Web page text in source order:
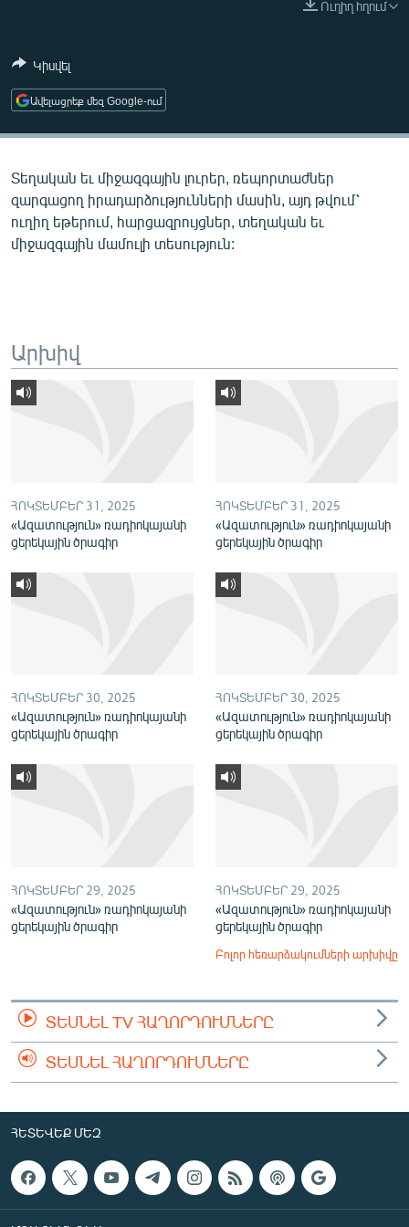
ՄԵԿՆԱԲԱՆՈՒԹՅՈՒՆ
ԿՈՐՈՆԱՎԻՐՈՒՍ
ԱՐԽԻՎ
ՏԵՍԱՆՅՈՒԹԵՐ
ՓՈԴՔԱՍԹ
Հայերեն
ՀԵՏԵՎԵՔ ՄԵԶ
Ուղիղ հղում
Կիսվել
Ավելացրեք մեզ Google-ում
Տեղական եւ միջազգային լուրեր, ռեպորտաժներ
զարգացող իրադարձությունների մասին, այդ թվում՝
ուղիղ եթերում, հարցազրույցներ, տեղական եւ
միջազգային մամուլի տեսություն:
Արխիվ
ՀՈԿՏԵՄԲԵՐ 31, 2025
«Ազատություն» ռադիոկայանի
ցերեկային ծրագիր
ՀՈԿՏԵՄԲԵՐ 31, 2025
«Ազատություն» ռադիոկայանի
ցերեկային ծրագիր
ՀՈԿՏԵՄԲԵՐ 30, 2025
«Ազատություն» ռադիոկայանի
ցերեկային ծրագիր
ՀՈԿՏԵՄԲԵՐ 30, 2025
«Ազատություն» ռադիոկայանի
ցերեկային ծրագիր
ՀՈԿՏԵՄԲԵՐ 29, 2025
«Ազատություն» ռադիոկայանի
ցերեկային ծրագիր
ՀՈԿՏԵՄԲԵՐ 29, 2025
«Ազատություն» ռադիոկայանի
ցերեկային ծրագիր
Բոլոր հեռարձակումների արխիվը
ՏԵՍՆԵԼ TV ՀԱՂՈՐԴՈՒՄՆԵՐԸ
ՏԵՍՆԵԼ ՀԱՂՈՐԴՈՒՄՆԵՐԸ
ՀԵՏԵՎԵՔ ՄԵԶ